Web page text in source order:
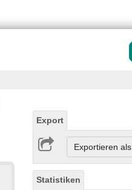
Export
Exportieren
Statistiken